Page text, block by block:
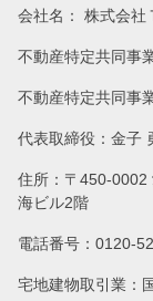
会社名： 株式会社
不動産特定共同事
不動産特定共同事
代表取締役：金子
住所：〒450-0002
海ビル2階
電話番号：0120-
宅地建物取引業：